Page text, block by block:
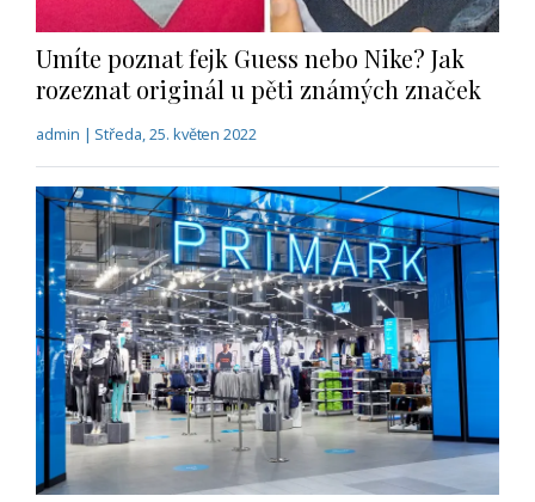
Umíte poznat fejk Guess nebo Nike? Jak
rozeznat originál u pěti známých značek
admin | Středa, 25. květen 2022